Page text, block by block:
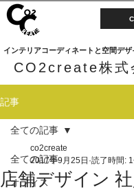
インテリアコーディネートと空間デザ
CO2create株式
記事
全ての記事
オフィス
全ての記事
店舗デザイン
co2create
2017年9月25日 読了時間: